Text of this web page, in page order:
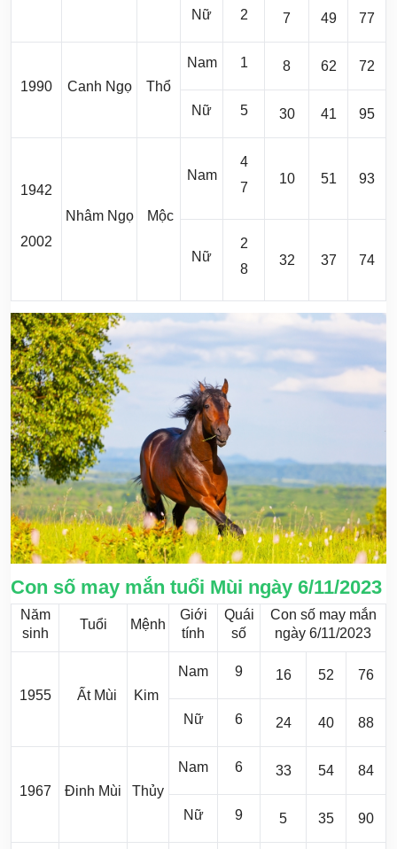
Nữ 2 7 49 77
1990 Canh Ngọ Thổ
Nam 1 8 62 72
Nữ 5 30 41 95
1942
2002
Nhâm Ngọ Mộc
Nam
4
7
10 51 93
Nữ
2
8
32 37 74
Con số may mắn tuổi Mùi ngày 6/11/2023
Năm
sinh
Tuổi Mệnh
Giới
tính
Quái
số
Con số may mắn
ngày 6/11/2023
1955 Ất Mùi Kim
Nam 9 16 52 76
Nữ 6 24 40 88
1967 Đinh Mùi Thủy
Nam 6 33 54 84
Nữ 9 5 35 90